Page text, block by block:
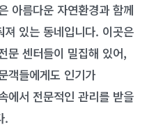
아름다운 자연환경과 함께
있는 동네입니다. 이곳은
문 센터들이 밀집해 있어,
객들에게도 인기가
에서 전문적인 관리를 받을
.